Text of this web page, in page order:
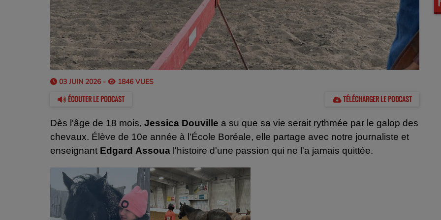
03 JUIN 2026 - 1846 VUES
ÉCOUTER LE PODCAST TÉLÉCHARGER LE PODCAST
Dès l'âge de 18 mois, Jessica Douville a su que sa vie serait rythmée par le galop des
chevaux. Élève de 10e année à l'École Boréale, elle partage avec notre journaliste et
enseignant Edgard Assoua l'histoire d'une passion qui ne l'a jamais quittée.